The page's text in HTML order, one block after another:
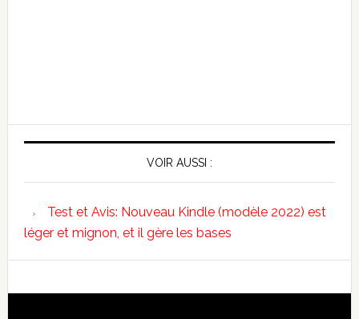
VOIR AUSSI :
Test et Avis: Nouveau Kindle (modèle 2022) est
léger et mignon, et il gère les bases